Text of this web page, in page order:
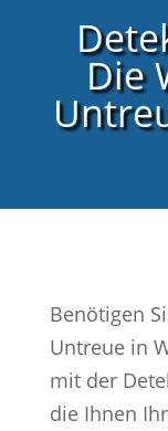
Die
Benötigen
Untreue in
mit der
die Ihnen